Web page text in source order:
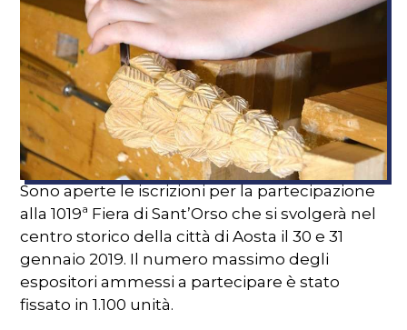
Sono aperte le iscrizioni per la partecipazione
alla 1019ª Fiera di Sant’Orso che si svolgerà nel
centro storico della città di Aosta il 30 e 31
gennaio 2019. Il numero massimo degli
espositori ammessi a partecipare è stato
fissato in 1.100 unità.